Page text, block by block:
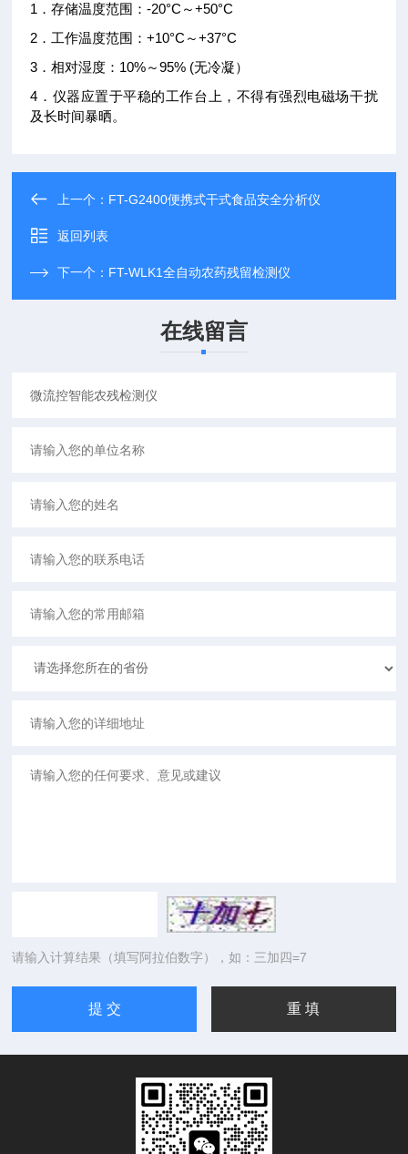
1．存储温度范围：-20°C～+50°C
2．工作温度范围：+10°C～+37°C
3．相对湿度：10%～95% (无冷凝）
4．仪器应置于平稳的工作台上，不得有强烈电磁场干扰
及长时间暴晒。
上一个： FT-G2400便携式干式食品安全分析仪
返回列表
下一个： FT-WLK1全自动农药残留检测仪
在线留言
请输入计算结果（填写阿拉伯数字），如：三加四=7